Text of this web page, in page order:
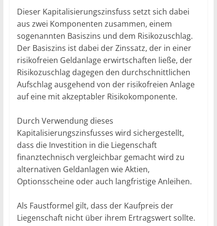
Dieser Kapitalisierungszinsfuss setzt sich dabei
aus zwei Komponenten zusammen, einem
sogenannten Basiszins und dem Risikozuschlag.
Der Basiszins ist dabei der Zinssatz, der in einer
risikofreien Geldanlage erwirtschaften ließe, der
Risikozuschlag dagegen den durchschnittlichen
Aufschlag ausgehend von der risikofreien Anlage
auf eine mit akzeptabler Risikokomponente.
Durch Verwendung dieses
Kapitalisierungszinsfusses wird sichergestellt,
dass die Investition in die Liegenschaft
finanztechnisch vergleichbar gemacht wird zu
alternativen Geldanlagen wie Aktien,
Optionsscheine oder auch langfristige Anleihen.
Als Faustformel gilt, dass der Kaufpreis der
Liegenschaft nicht über ihrem Ertragswert sollte.